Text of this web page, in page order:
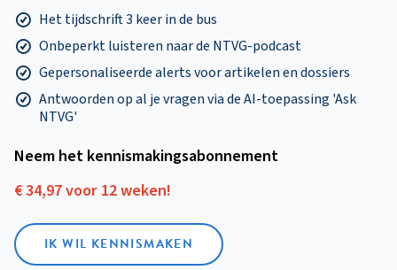
Het tijdschrift 3 keer in de bus
Onbeperkt luisteren naar de NTVG-podcast
Gepersonaliseerde alerts voor artikelen en dossiers
Antwoorden op al je vragen via de AI-toepassing 'Ask
NTVG'
Neem het kennismakings­abonnement
€ 34,97 voor 12 weken!
IK WIL KENNISMAKEN